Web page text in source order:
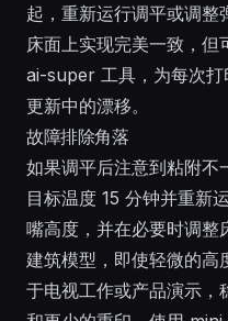
起，重新运行调平或调整
床面上实现完美一致，
ai-super 工具，为每次
更新中的漂移。
故障排除角落
如果调平后注意到粘附不
目标温度 15 分钟并重新
嘴高度，并在必要时调整
建筑模型，即使轻微的高
于电视工作或产品演示，